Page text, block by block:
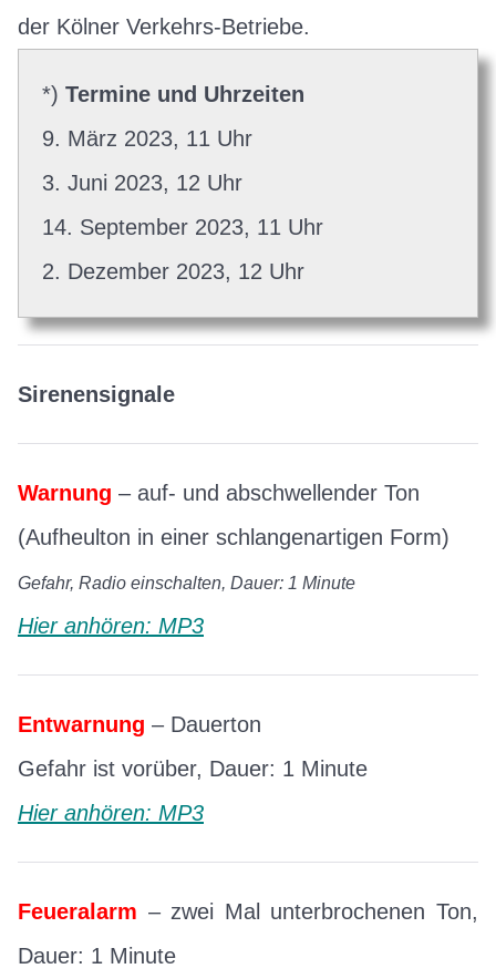
der Kölner Verkehrs-Betriebe.
*) Termine und Uhrzeiten
9. März 2023, 11 Uhr
3. Juni 2023, 12 Uhr
14. September 2023, 11 Uhr
2. Dezember 2023, 12 Uhr
Sirenensignale
Warnung – auf- und abschwellender Ton
(Aufheulton in einer schlangenartigen Form)
Gefahr, Radio einschalten, Dauer: 1 Minute
Hier anhören: MP3
Entwarnung – Dauerton
Gefahr ist vorüber, Dauer: 1 Minute
Hier anhören: MP3
Feueralarm – zwei Mal unterbrochenen Ton,
Dauer: 1 Minute